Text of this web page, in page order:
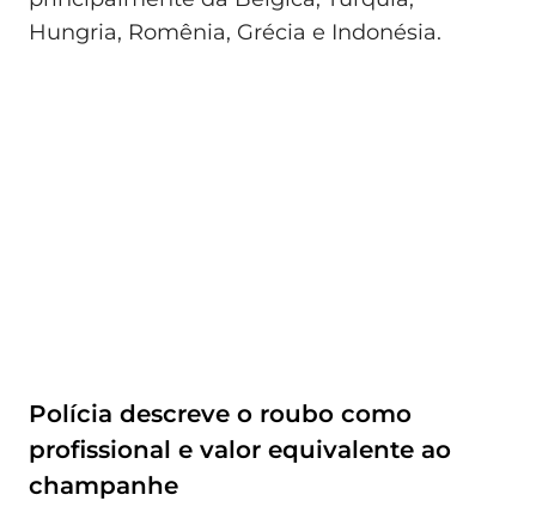
Hungria, Romênia, Grécia e Indonésia.
Polícia descreve o roubo como
profissional e valor equivalente ao
champanhe